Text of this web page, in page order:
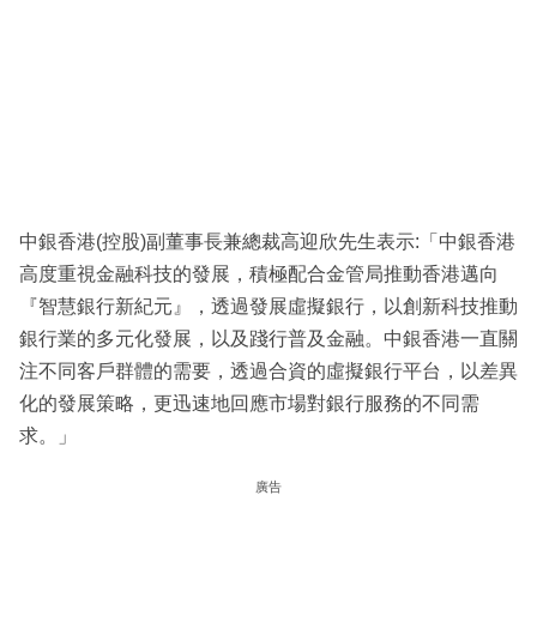
中銀香港(控股)副董事長兼總裁高迎欣先生表示:「中銀香港
高度重視金融科技的發展，積極配合金管局推動香港邁向
『智慧銀行新紀元』，透過發展虛擬銀行，以創新科技推動
銀行業的多元化發展，以及踐行普及金融。中銀香港一直關
注不同客戶群體的需要，透過合資的虛擬銀行平台，以差異
化的發展策略，更迅速地回應市場對銀行服務的不同需
求。」
廣告